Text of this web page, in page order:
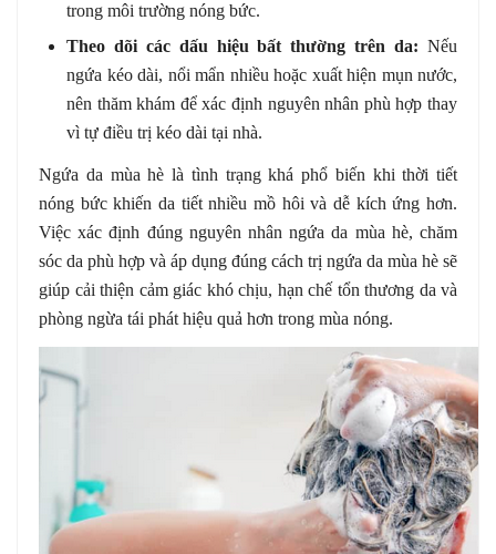
trong môi trường nóng bức.
Theo dõi các dấu hiệu bất thường trên da: Nếu
ngứa kéo dài, nổi mẩn nhiều hoặc xuất hiện mụn nước,
nên thăm khám để xác định nguyên nhân phù hợp thay
vì tự điều trị kéo dài tại nhà.
Ngứa da mùa hè là tình trạng khá phổ biến khi thời tiết
nóng bức khiến da tiết nhiều mồ hôi và dễ kích ứng hơn.
Việc xác định đúng nguyên nhân ngứa da mùa hè, chăm
sóc da phù hợp và áp dụng đúng cách trị ngứa da mùa hè sẽ
giúp cải thiện cảm giác khó chịu, hạn chế tổn thương da và
phòng ngừa tái phát hiệu quả hơn trong mùa nóng.